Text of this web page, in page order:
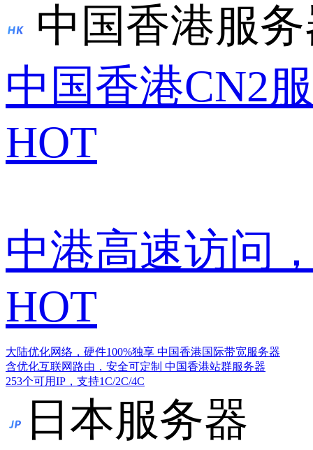
中国香港服
中国香港CN2
HOT
中港高速访问
HOT
大陆优化网络，硬件100%独享 中国香港国际带宽服务器
含优化互联网路由，安全可定制 中国香港站群服务器
253个可用IP，支持1C/2C/4C
日本服务器